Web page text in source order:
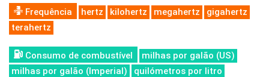
Frequência hertz kilohertz megahertz
gigahertz
terahertz
Consumo de combustível
milhas por galão (US)
milhas por galão (Imperial)
quilómetros por litro